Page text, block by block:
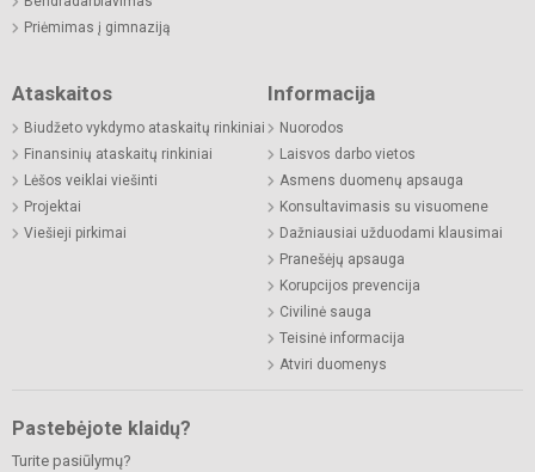
Priėmimas į gimnaziją
Ataskaitos
Biudžeto vykdymo ataskaitų rinkiniai
Finansinių ataskaitų rinkiniai
Lėšos veiklai viešinti
Projektai
Viešieji pirkimai
Informacija
Nuorodos
Laisvos darbo vietos
Asmens duomenų apsauga
Konsultavimasis su visuomene
Dažniausiai užduodami klausimai
Pranešėjų apsauga
Korupcijos prevencija
Civilinė sauga
Teisinė informacija
Atviri duomenys
Pastebėjote klaidų?
Turite pasiūlymų?